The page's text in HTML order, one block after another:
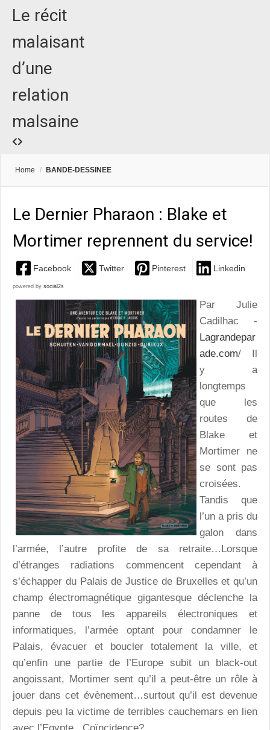
Le récit
malaisant
d’une
relation
malsaine
Home / BANDE-DESSINEE
Le Dernier Pharaon : Blake et
Mortimer reprennent du service!
Facebook Twitter Pinterest Linkedin
powered by social2s
Par Julie
Cadilhac -
Lagrandepar
ade.com/ Il
y a
longtemps
que les
routes de
Blake et
Mortimer ne
se sont pas
croisées.
Tandis que
l’un a pris du
galon dans
l’armée, l’autre profite de sa retraite…Lorsque
d’étranges radiations commencent cependant à
s’échapper du Palais de Justice de Bruxelles et qu’un
champ électromagnétique gigantesque déclenche la
panne de tous les appareils électroniques et
informatiques, l’armée optant pour condamner le
Palais, évacuer et boucler totalement la ville, et
qu’enfin une partie de l’Europe subit un black-out
angoissant, Mortimer sent qu’il a peut-être un rôle à
jouer dans cet évènement…surtout qu’il est devenue
depuis peu la victime de terribles cauchemars en lien